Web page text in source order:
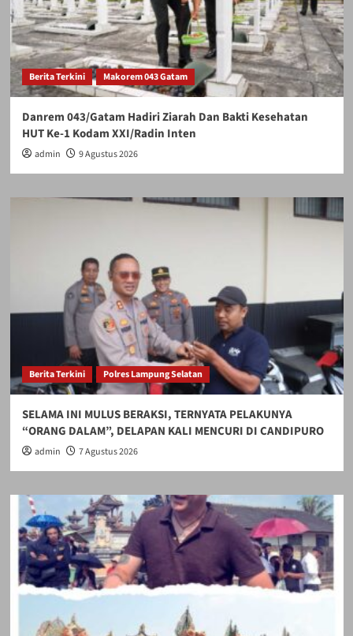
Berita Terkini Makorem 043 Gatam
Danrem 043/Gatam Hadiri Ziarah Dan Bakti Kesehatan
HUT Ke-1 Kodam XXI/Radin Inten
admin 9 Agustus 2026
Berita Terkini Polres Lampung Selatan
SELAMA INI MULUS BERAKSI, TERNYATA PELAKUNYA
“ORANG DALAM”, DELAPAN KALI MENCURI DI CANDIPURO
admin 7 Agustus 2026